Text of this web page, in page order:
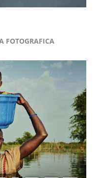
FOTOGRAFICA